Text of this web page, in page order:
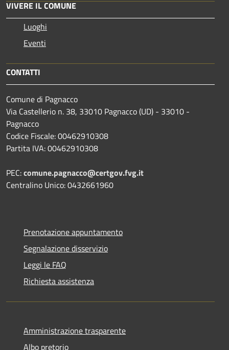
VIVERE IL COMUNE
Luoghi
Eventi
CONTATTI
Comune di Pagnacco
Via Castellerio n. 38, 33010 Pagnacco (UD) - 33010 -
Pagnacco
Codice Fiscale: 00462910308
Partita IVA: 00462910308
PEC:comune.pagnacco@certgov.fvg.it
Centralino Unico: 0432661960
Prenotazione appuntamento
Segnalazione disservizio
Leggi le FAQ
Richiesta assistenza
Amministrazione trasparente
Albo pretorio